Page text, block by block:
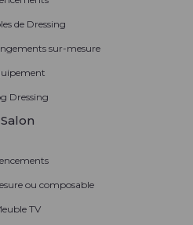
de Dressing
sur-mesure
Dressing
Salon
ou composable
TV